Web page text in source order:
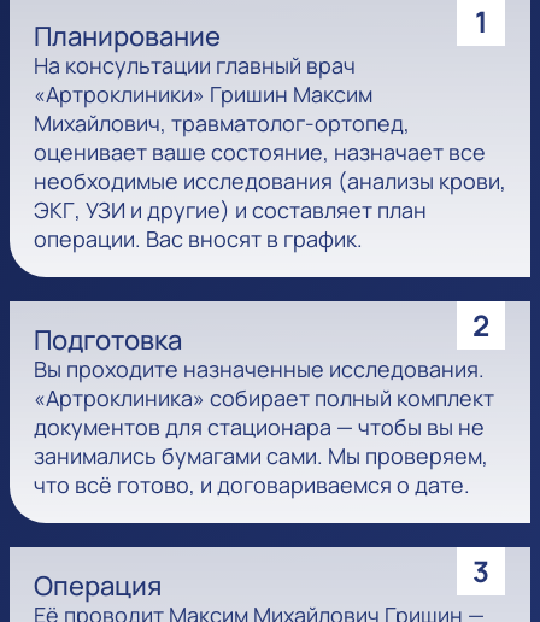
1
Планирование
На консультации главный врач
«Артроклиники» Гришин Максим
Михайлович, травматолог-ортопед,
оценивает ваше состояние, назначает все
необходимые исследования (анализы крови,
ЭКГ, УЗИ и другие) и составляет план
операции. Вас вносят в график.
2
Подготовка
Вы проходите назначенные исследования.
«Артроклиника» собирает полный комплект
документов для стационара — чтобы вы не
занимались бумагами сами. Мы проверяем,
что всё готово, и договариваемся о дате.
3
Операция
Её проводит Максим Михайлович Гришин —